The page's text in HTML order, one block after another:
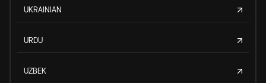
UKRAINIAN
URDU
UZBEK